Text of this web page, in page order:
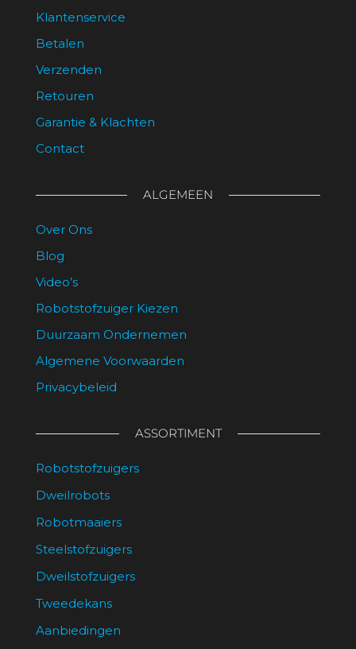
Klantenservice
Betalen
Verzenden
Retouren
Garantie & Klachten
Contact
ALGEMEEN
Over Ons
Blog
Video’s
Robotstofzuiger Kiezen
Duurzaam Ondernemen
Algemene Voorwaarden
Privacybeleid
ASSORTIMENT
Robotstofzuigers
Dweilrobots
Robotmaaiers
Steelstofzuigers
Dweilstofzuigers
Tweedekans
Aanbiedingen